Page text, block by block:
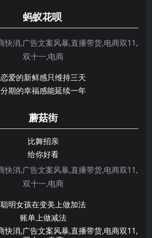
蚂蚁花呗
恋爱的新鲜感只维持三天
分期的幸福感能延续一年
蘑菇街
比舞招亲
给你好看
聪明女孩在变美上做加法
账单上做减法